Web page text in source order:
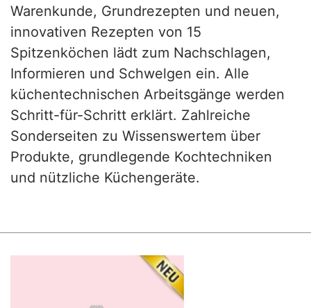
Warenkunde, Grundrezepten und neuen,
innovativen Rezepten von 15
Spitzenköchen lädt zum Nachschlagen,
Informieren und Schwelgen ein. Alle
küchentechnischen Arbeitsgänge werden
Schritt-für-Schritt erklärt. Zahlreiche
Sonderseiten zu Wissenswertem über
Produkte, grundlegende Kochtechniken
und nützliche Küchengeräte.